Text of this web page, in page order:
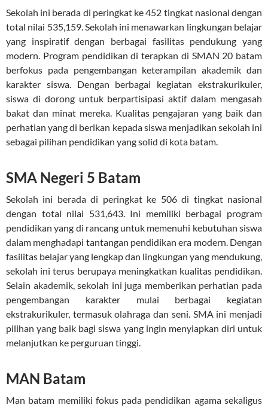
Sekolah ini berada di peringkat ke 452 tingkat nasional dengan
total nilai 535,159. Sekolah ini menawarkan lingkungan belajar
yang inspiratif dengan berbagai fasilitas pendukung yang
modern. Program pendidikan di terapkan di SMAN 20 batam
berfokus pada pengembangan keterampilan akademik dan
karakter siswa. Dengan berbagai kegiatan ekstrakurikuler,
siswa di dorong untuk berpartisipasi aktif dalam mengasah
bakat dan minat mereka. Kualitas pengajaran yang baik dan
perhatian yang di berikan kepada siswa menjadikan sekolah ini
sebagai pilihan pendidikan yang solid di kota batam.
SMA Negeri 5 Batam
Sekolah ini berada di peringkat ke 506 di tingkat nasional
dengan total nilai 531,643. Ini memiliki berbagai program
pendidikan yang di rancang untuk memenuhi kebutuhan siswa
dalam menghadapi tantangan pendidikan era modern. Dengan
fasilitas belajar yang lengkap dan lingkungan yang mendukung,
sekolah ini terus berupaya meningkatkan kualitas pendidikan.
Selain akademik, sekolah ini juga memberikan perhatian pada
pengembangan karakter mulai berbagai kegiatan
ekstrakurikuler, termasuk olahraga dan seni. SMA ini menjadi
pilihan yang baik bagi siswa yang ingin menyiapkan diri untuk
melanjutkan ke perguruan tinggi.
MAN Batam
Man batam memiliki fokus pada pendidikan agama sekaligus